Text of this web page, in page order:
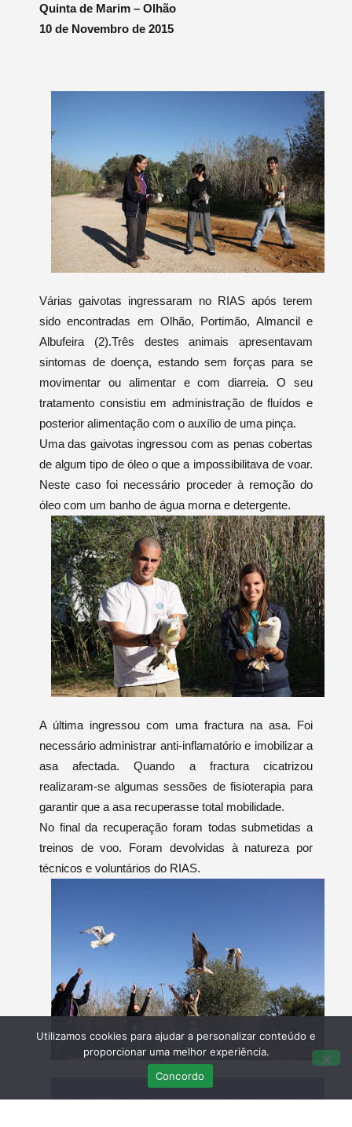
Quinta de Marim – Olhão
10 de Novembro de 2015
Várias gaivotas ingressaram no RIAS após terem
sido encontradas em Olhão, Portimão, Almancil e
Albufeira (2).Três destes animais apresentavam
sintomas de doença, estando sem forças para se
movimentar ou alimentar e com diarreia. O seu
tratamento consistiu em administração de fluídos e
posterior alimentação com o auxílio de uma pinça.
Uma das gaivotas ingressou com as penas cobertas
de algum tipo de óleo o que a impossibilitava de voar.
Neste caso foi necessário proceder à remoção do
óleo com um banho de água morna e detergente.
A última ingressou com uma fractura na asa. Foi
necessário administrar anti-inflamatório e imobilizar a
asa afectada. Quando a fractura cicatrizou
realizaram-se algumas sessões de fisioterapia para
garantir que a asa recuperasse total mobilidade.
No final da recuperação foram todas submetidas a
treinos de voo. Foram devolvidas à natureza por
técnicos e voluntários do RIAS.
Utilizamos cookies para ajudar a personalizar conteúdo e
proporcionar uma melhor experiência.
Concordo